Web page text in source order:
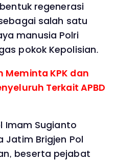
regenerasi
salah satu
manusia Polri
pokok Kepolisian.
Meminta KPK dan
Terkait APBD
Imam Sugianto
Jatim Brigjen Pol
beserta pejabat